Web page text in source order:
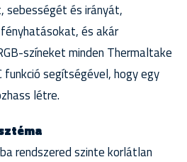
sebességét és irányát,
és akár
színeket minden Thermaltake
segítségével, hogy egy
létre.
rendszered szinte korlátlan